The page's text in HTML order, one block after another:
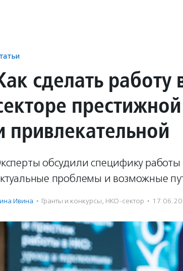
сделать
престижной
привлекательной
обсудили специфику
проблемы и возможные
Ивина · Гранты и конкурсы, НКО-сектор ·